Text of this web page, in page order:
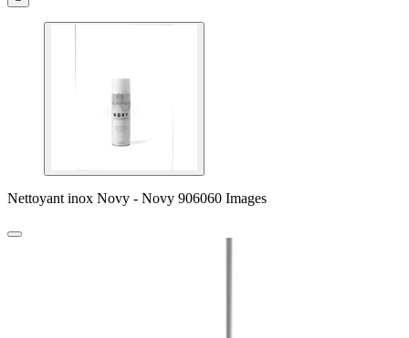
Nettoyant inox Novy - Novy 906060 Images